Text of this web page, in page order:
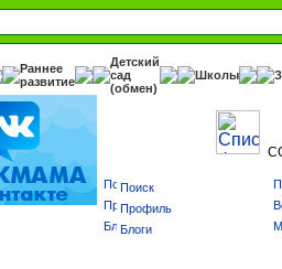
Раннее
развитие
Детский
сад
(обмен)
Школы
Поиск
Профиль
Блоги